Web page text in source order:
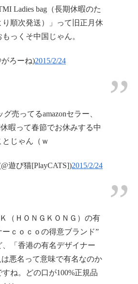
Ladies bag（長期休暇のた
り順次発送）」って旧正月休
っくそ中国じゃん。
がろーね)2015/2/24
売ってるamazonセラー、
暇って春節でお休みする中
じゃん（ｗ
遊び猫[PlayCATS])2015/2/24
（ＨＯＮＧＫＯＮＧ）の有
ｃｏｃｏの得意ブランド”
、「香港の有名デザイナー
は悪名って意味で有名なのか
ね。どの口が100%正規品